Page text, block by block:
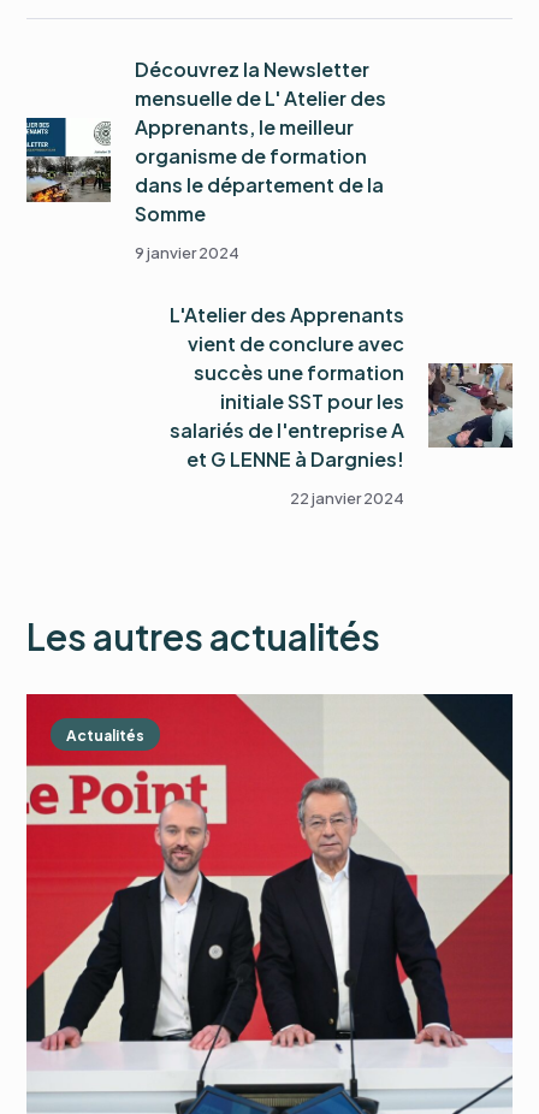
Découvrez la Newsletter
mensuelle de L' Atelier des
Apprenants, le meilleur
organisme de formation
dans le département de la
Somme
9 janvier 2024
L'Atelier des Apprenants
vient de conclure avec
succès une formation
initiale SST pour les
salariés de l'entreprise A
et G LENNE à Dargnies!
22 janvier 2024
Les autres actualités
Actualités